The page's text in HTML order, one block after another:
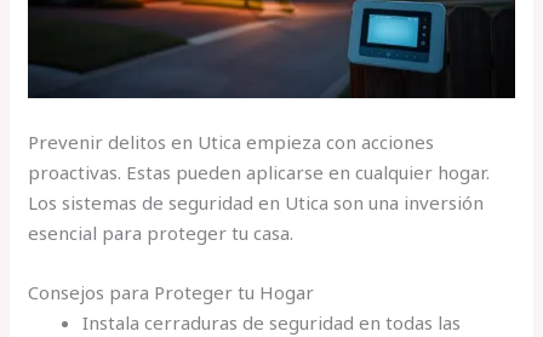
Prevenir delitos en Utica empieza con acciones
proactivas. Estas pueden aplicarse en cualquier hogar.
Los sistemas de seguridad en Utica son una inversión
esencial para proteger tu casa.
Consejos para Proteger tu Hogar
Instala cerraduras de seguridad en todas las